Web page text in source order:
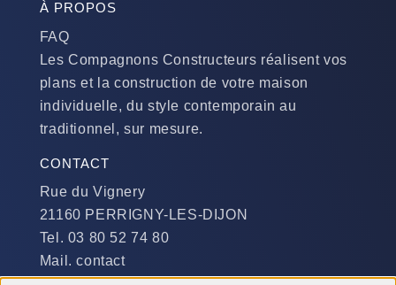
À PROPOS
FAQ
Les Compagnons Constructeurs réalisent vos
plans et la construction de votre maison
individuelle, du style contemporain au
traditionnel, sur mesure.
CONTACT
Rue du Vignery
21160 PERRIGNY-LES-DIJON
Tel. 03 80 52 74 80
Mail. contact